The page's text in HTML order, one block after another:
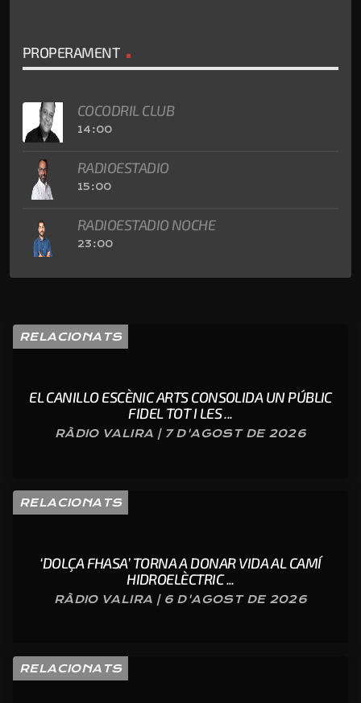
PROPERAMENT
COCODRIL CLUB
14:00
RADIOESTADIO
15:00
RADIOESTADIO NOCHE
23:00
RELACIONATS
EL CANILLO ESCÈNIC ARTS CONSOLIDA UN PÚBLIC
FIDEL TOT I LES ...
RÀDIO VALIRA | 7 D'AGOST DE 2026
RELACIONATS
‘DOLÇA FHASA’ TORNA A DONAR VIDA AL CAMÍ
HIDROELÈCTRIC ...
RÀDIO VALIRA | 6 D'AGOST DE 2026
RELACIONATS